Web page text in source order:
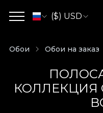
($) USD
Обои Обои на заказ
КОЛЛЕКЦИЯ